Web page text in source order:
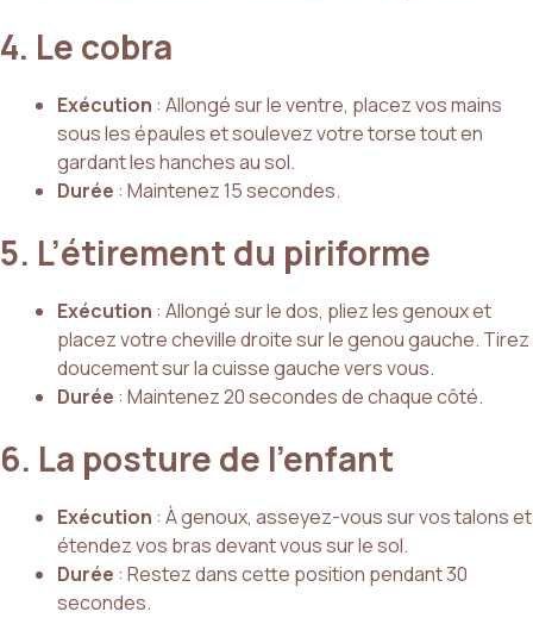
4. Le cobra
Exécution : Allongé sur le ventre, placez vos mains
sous les épaules et soulevez votre torse tout en
gardant les hanches au sol.
Durée : Maintenez 15 secondes.
5. L’étirement du piriforme
Exécution : Allongé sur le dos, pliez les genoux et
placez votre cheville droite sur le genou gauche. Tirez
doucement sur la cuisse gauche vers vous.
Durée : Maintenez 20 secondes de chaque côté.
6. La posture de l’enfant
Exécution : À genoux, asseyez-vous sur vos talons et
étendez vos bras devant vous sur le sol.
Durée : Restez dans cette position pendant 30
secondes.